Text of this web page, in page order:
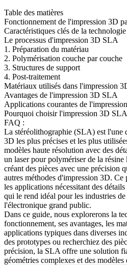
Table des matières
Fonctionnement de l'impression 3D
Caractéristiques clés de la
Le processus d'impression 3D SLA
1. Préparation du matériau
2. Polymérisation couche par couche
3. Structures de support
4. Post-traitement
Matériaux utilisés dans l'impression
Avantages de l'impression 3D SLA
Applications courantes de
Pourquoi choisir l'impression 3D
FAQ :
La stéréolithographie (SLA) est l'une
3D les plus précises et les plus
modèles haute résolution avec des
un laser pour polymériser de la
créant des pièces avec une précision
autres méthodes d'impression 3D.
les applications nécessitant des
qui le rend idéal pour les industries
l'électronique grand public.
Dans ce guide, nous explorerons la
fonctionnement, ses avantages, les
applications typiques dans diverses
des prototypes ou recherchiez des
précision, la SLA offre une solution
géométries complexes et des modèles